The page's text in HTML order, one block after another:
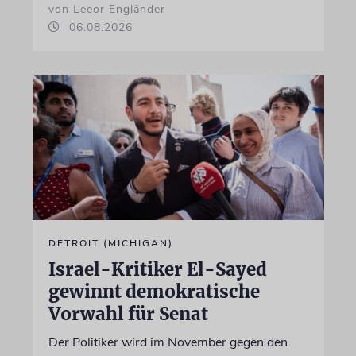
von Leeor Engländer
06.08.2026
DETROIT (MICHIGAN)
Israel-Kritiker El-Sayed
gewinnt demokratische
Vorwahl für Senat
Der Politiker wird im November gegen den